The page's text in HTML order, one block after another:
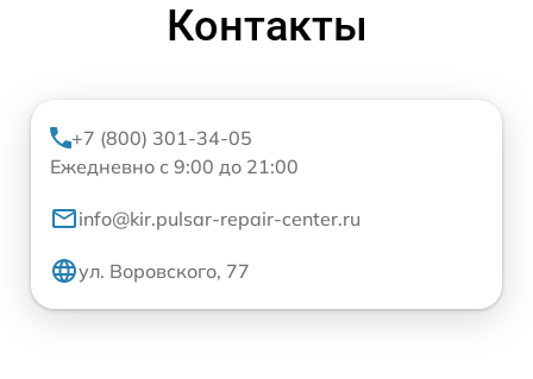
Контакты
+7 (800) 301-34-05
Ежедневно с 9:00 до 21:00
info@kir.pulsar-repair-center.ru
ул. Воровского, 77